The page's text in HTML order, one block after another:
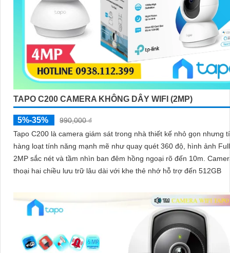
TAPO C200 CAMERA KHÔNG DÂY WIFI (2MP)
5%-35%
990,000 ₫
Tapo C200 là camera giám sát trong nhà thiết kế nhỏ gọn nhưng
hàng loạt tính năng mạnh mẽ như quay quét 360 độ, hình ảnh
2MP sắc nét và tầm nhìn ban đêm hồng ngoại rõ đến 10m. Camera đàm
thoại hai chiều lưu trữ lâu dài với khe thẻ nhớ hỗ trợ đến 512GB